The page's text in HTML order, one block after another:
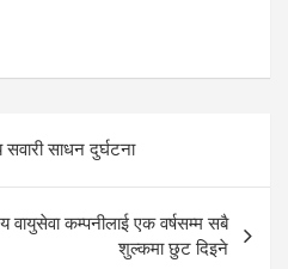
साधन दुर्घटना
वायुसेवा कम्पनीलाई एक वर्षसम्म सबै
शुल्कमा छुट दिइने